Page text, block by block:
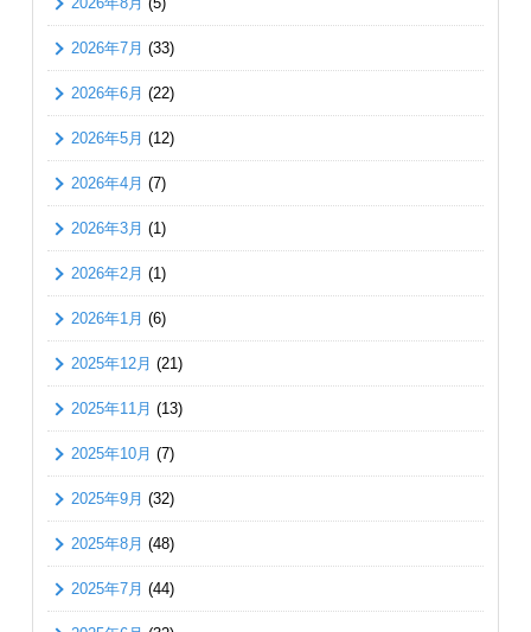
2026年7月 (33)
2026年6月 (22)
2026年5月 (12)
2026年4月 (7)
2026年3月 (1)
2026年2月 (1)
2026年1月 (6)
2025年12月 (21)
2025年11月 (13)
2025年10月 (7)
2025年9月 (32)
2025年8月 (48)
2025年7月 (44)